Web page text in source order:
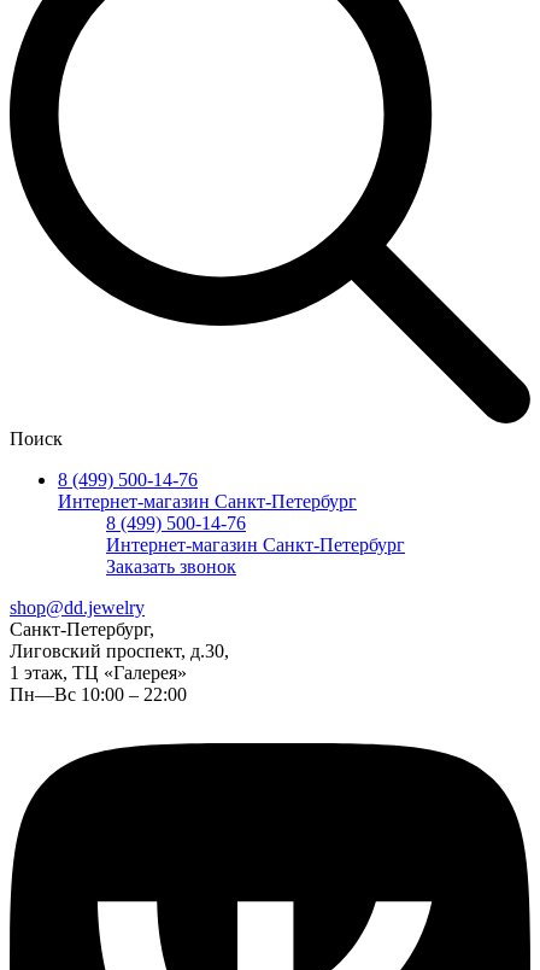
Поиск
8 (499) 500-14-76
Интернет-магазин Санкт-Петербург
8 (499) 500-14-76
Интернет-магазин Санкт-Петербург
Заказать звонок
shop@dd.jewelry
Санкт-Петербург,
Лиговский проспект, д.30,
1 этаж, ТЦ «Галерея»
Пн—Вс 10:00 – 22:00